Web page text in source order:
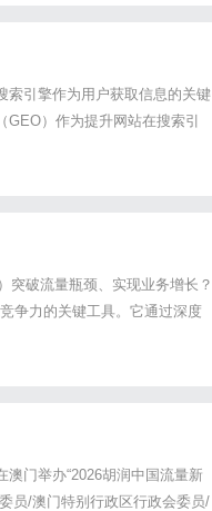
索引擎作为用户获取信息的关键
）作为提升网站在搜索引
器。本文将围绕GEO公司如
中找准方向。一、G...
突破流量瓶颈、实现业务增长？
争力的关键工具。它通过深度
建更具吸引力的数字形象。对
心方法论，已...
门举办“2026胡润中国流量新
员/澳门特别行政区行政会委员/